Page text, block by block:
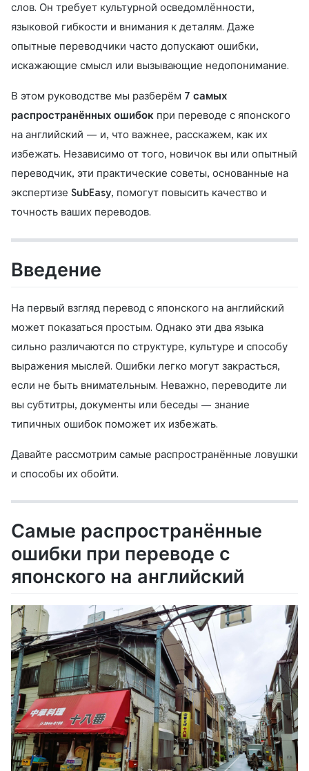
слов. Он требует культурной осведомлённости,
языковой гибкости и внимания к деталям. Даже
опытные переводчики часто допускают ошибки,
искажающие смысл или вызывающие недопонимание.
В этом руководстве мы разберём 7 самых
распространённых ошибок при переводе с японского
на английский — и, что важнее, расскажем, как их
избежать. Независимо от того, новичок вы или опытный
переводчик, эти практические советы, основанные на
экспертизе SubEasy, помогут повысить качество и
точность ваших переводов.
Введение
На первый взгляд перевод с японского на английский
может показаться простым. Однако эти два языка
сильно различаются по структуре, культуре и способу
выражения мыслей. Ошибки легко могут закрасться,
если не быть внимательным. Неважно, переводите ли
вы субтитры, документы или беседы — знание
типичных ошибок поможет их избежать.
Давайте рассмотрим самые распространённые ловушки
и способы их обойти.
Самые распространённые
ошибки при переводе с
японского на английский